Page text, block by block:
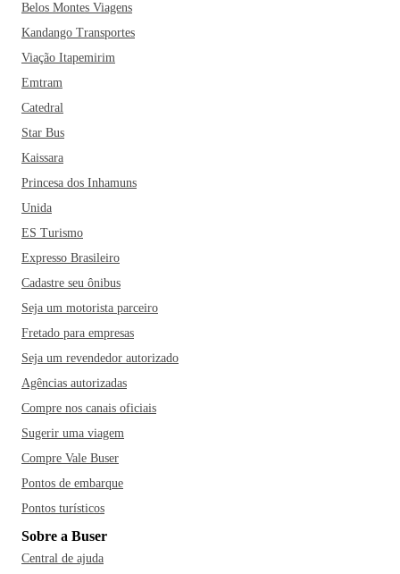
Belos Montes Viagens
Kandango Transportes
Viação Itapemirim
Emtram
Catedral
Star Bus
Kaissara
Princesa dos Inhamuns
Unida
ES Turismo
Expresso Brasileiro
Cadastre seu ônibus
Seja um motorista parceiro
Fretado para empresas
Seja um revendedor autorizado
Agências autorizadas
Compre nos canais oficiais
Sugerir uma viagem
Compre Vale Buser
Pontos de embarque
Pontos turísticos
Sobre a Buser
Central de ajuda